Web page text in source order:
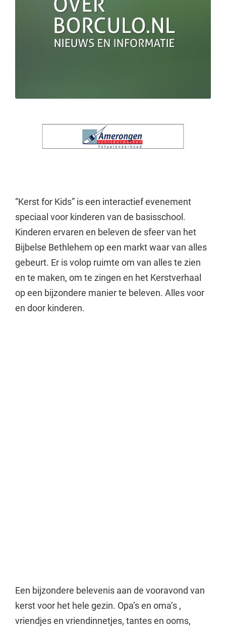
“Kerst for Kids” is een interactief evenement
speciaal voor kinderen van de basisschool.
Kinderen ervaren en beleven de sfeer van het
Bijbelse Bethlehem op een markt waar van alles
gebeurt. Er is volop ruimte om van alles te zien
en te maken, om te zingen en het Kerstverhaal
op een bijzondere manier te beleven. Alles voor
en door kinderen.
Een bijzondere belevenis aan de vooravond van
kerst voor het hele gezin. Opa’s en oma’s ,
vriendjes en vriendinnetjes, tantes en ooms,